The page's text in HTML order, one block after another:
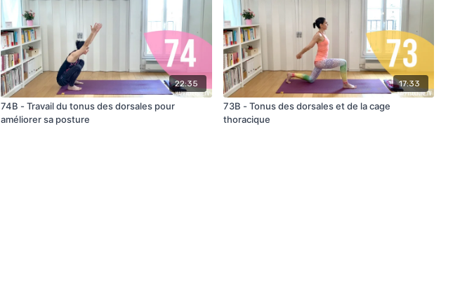
22:35
74B - Travail du tonus des dorsales pour
améliorer sa posture
17:33
73B - Tonus des dorsales et de la cage
thoracique